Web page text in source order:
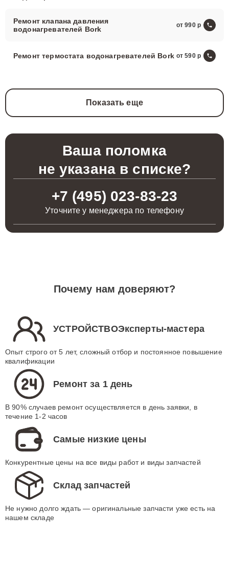
Ремонт клапана давления
водонагревателей Bork
от 990
Ремонт термостата водонагревателей Bork от 590
Показать еще
Ваша поломка
не указана в списке?
+7 (495) 023-83-23
Уточните у менеджера по телефону
Почему нам доверяют?
УСТРОЙСТВОЭксперты-мастера
Опыт строго от 5 лет, сложный отбор и постоянное повышение
квалификации
Ремонт за 1 день
В 90% случаев ремонт осуществляется в день заявки, в
течение 1-2 часов
Самые низкие цены
Конкурентные цены на все виды работ и виды запчастей
Склад запчастей
Не нужно долго ждать — оригинальные запчасти уже есть на
нашем складе